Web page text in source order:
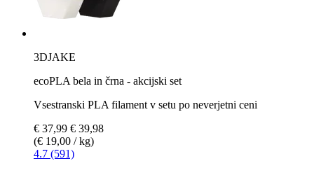
3DJAKE
ecoPLA bela in črna - akcijski set
Vsestranski PLA filament v setu po neverjetni ceni
€ 37,99 € 39,98
(€ 19,00 / kg)
4.7 (591)